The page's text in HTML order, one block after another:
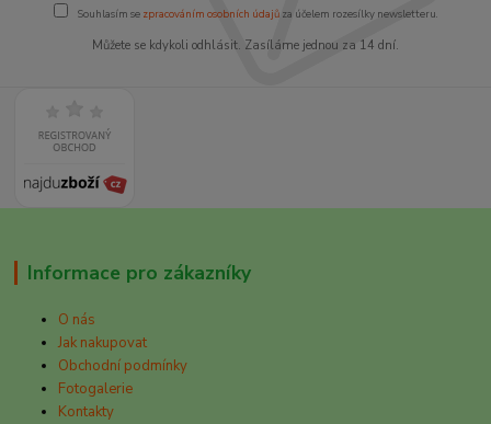
Souhlasím se zpracováním osobních údajůza účelem rozesílky newsletteru.
Můžete se kdykoli odhlásit. Zasíláme jednou za 14 dní.
Informace pro zákazníky
O nás
Jak nakupovat
Obchodní podmínky
Fotogalerie
Kontakty